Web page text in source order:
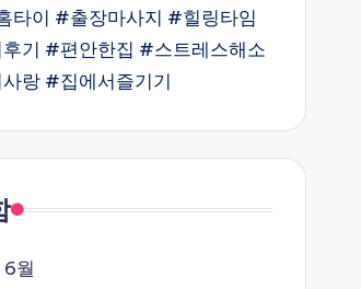
타이 #출장마사지 #힐링타임
기 #편안한집 #스트레스해소
랑 #집에서즐기기
월